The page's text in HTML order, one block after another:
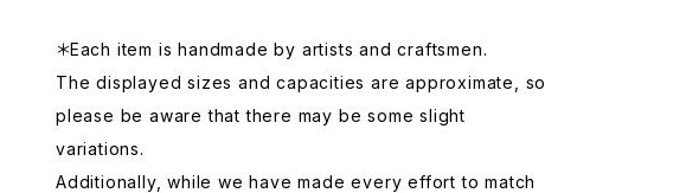
＊Each item is handmade by artists and craftsmen.
The displayed sizes and capacities are approximate, so
please be aware that there may be some slight
variations.
Additionally, while we have made every effort to match